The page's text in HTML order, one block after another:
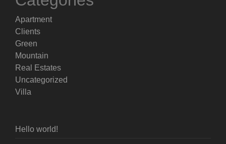
Apartment
Clients
Green
Mountain
Real Estates
Uncategorized
Villa
Hello world!